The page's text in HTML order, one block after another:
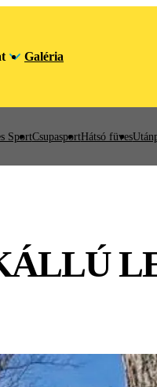
Galéria
SportCsupasportHátsó füves